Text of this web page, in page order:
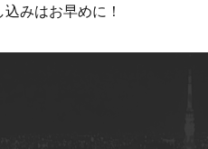
みはお早めに！